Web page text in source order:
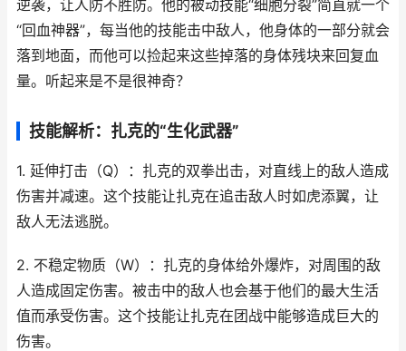
逆袭，让人防不胜防。他的被动技能“细胞分裂”简直就一个
“回血神器”，每当他的技能击中敌人，他身体的一部分就会
落到地面，而他可以捡起来这些掉落的身体残块来回复血
量。听起来是不是很神奇？
技能解析：扎克的“生化武器”
1. 延伸打击（Q）：扎克的双拳出击，对直线上的敌人造成
伤害并减速。这个技能让扎克在追击敌人时如虎添翼，让
敌人无法逃脱。
2. 不稳定物质（W）：扎克的身体给外爆炸，对周围的敌
人造成固定伤害。被击中的敌人也会基于他们的最大生活
值而承受伤害。这个技能让扎克在团战中能够造成巨大的
伤害。